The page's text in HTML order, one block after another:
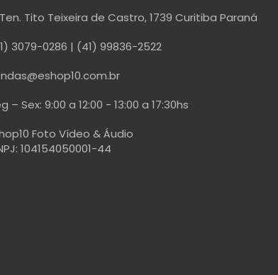
Ten. Tito Teixeira de Castro, 1739 Curitiba Paraná
3079-0286 | (41) 99836-2522
– Sex: 9:00 a 12:00 - 13:00 a 17:30hs
Foto Vídeo & Áudio
104154050001-44